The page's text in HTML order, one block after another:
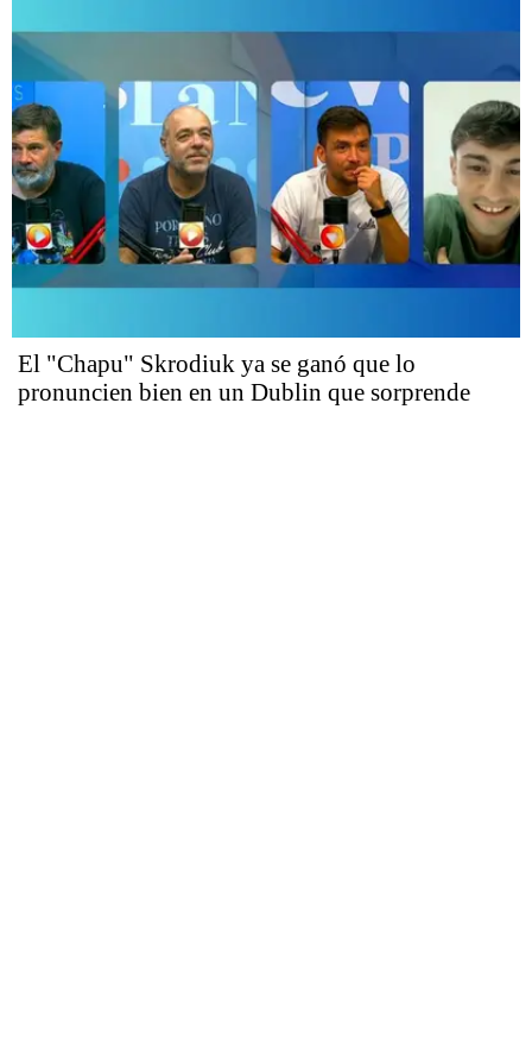
El "Chapu" Skrodiuk ya se ganó que lo
pronuncien bien en un Dublin que sorprende